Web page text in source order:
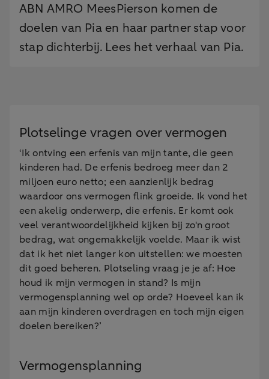
ABN AMRO MeesPierson komen de
doelen van Pia en haar partner stap voor
stap dichterbij. Lees het verhaal van Pia.
Plotselinge vragen over vermogen
‘Ik ontving een erfenis van mijn tante, die geen
kinderen had. De erfenis bedroeg meer dan 2
miljoen euro netto; een aanzienlijk bedrag
waardoor ons vermogen flink groeide. Ik vond het
een akelig onderwerp, die erfenis. Er komt ook
veel verantwoordelijkheid kijken bij zo'n groot
bedrag, wat ongemakkelijk voelde. Maar ik wist
dat ik het niet langer kon uitstellen: we moesten
dit goed beheren. Plotseling vraag je je af: Hoe
houd ik mijn vermogen in stand? Is mijn
vermogensplanning wel op orde? Hoeveel kan ik
aan mijn kinderen overdragen en toch mijn eigen
doelen bereiken?’
Vermogensplanning